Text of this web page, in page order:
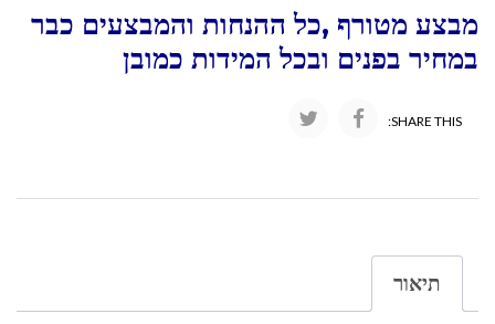
מבצע מטורף ,כל ההנחות והמבצעים כבר
במחיר בפנים ובכל המידות כמובן
SHARE THIS:
תיאור